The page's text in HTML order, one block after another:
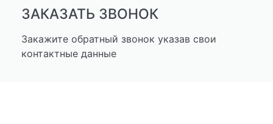
ЗАКАЗАТЬ ЗВОНОК
Закажите обратный звонок указав свои
контактные данные